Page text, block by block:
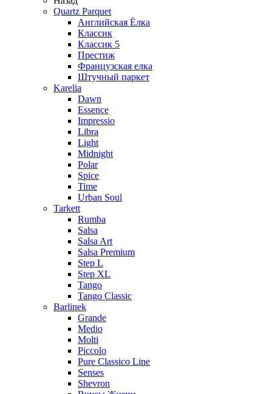
Quartz Parquet
Английская Ёлка
Классик
Классик 5
Престиж
Французская елка
Штучный паркет
Karelia
Dawn
Essence
Impressio
Libra
Light
Midnight
Polar
Spice
Time
Urban Soul
Tarkett
Rumba
Salsa
Salsa Art
Salsa Premium
Step L
Step XL
Tango
Tango Classic
Barlinek
Grande
Medio
Molti
Piccolo
Pure Classico Line
Senses
Shevron